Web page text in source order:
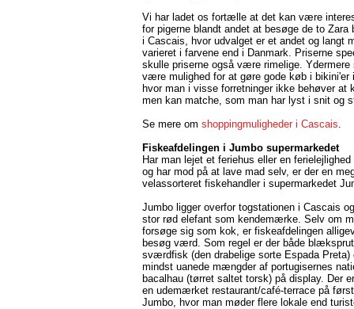
Vi har ladet os fortælle at det kan være
for pigerne blandt andet at besøge de to Zara
i Cascais, hvor udvalget er et andet og langt
varieret i farvene end i Danmark. Priserne
skulle priserne også være rimelige. Ydermere
være mulighed for at gøre gode køb i bikini'er
hvor man i visse forretninger ikke behøver
men kan matche, som man har lyst i snit og
Se mere om shoppingmuligheder i Cascais.
Fiskeafdelingen i Jumbo supermarkedet
Har man lejet et feriehus eller en
og har mod på at lave mad selv, er der en
velassorteret fiskehandler i supermarkedet
Jumbo ligger overfor togstationen i Cascais
stor rød elefant som kendemærke. Selv om
forsøge sig som kok, er fiskeafdelingen
besøg værd. Som regel er der både
sværdfisk (den drabelige sorte Espada Preta)
mindst uanede mængder af portugisernes
bacalhau (tørret saltet torsk) på display. Der
en udemærket restaurant/café-terrace på
Jumbo, hvor man møder flere lokale end